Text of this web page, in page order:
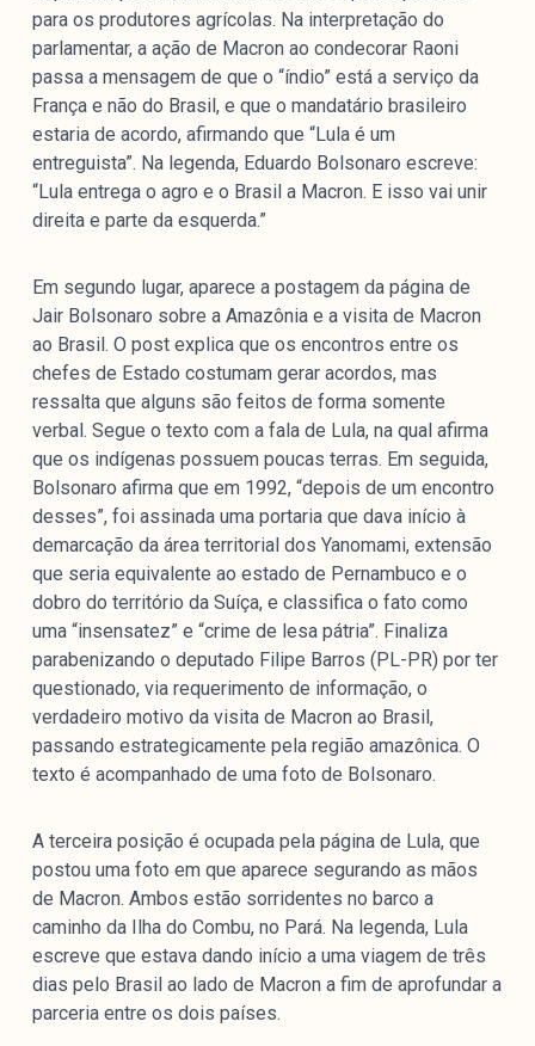
para os produtores agrícolas. Na interpretação do
parlamentar, a ação de Macron ao condecorar Raoni
passa a mensagem de que o “índio” está a serviço da
França e não do Brasil, e que o mandatário brasileiro
estaria de acordo, afirmando que “Lula é um
entreguista”. Na legenda, Eduardo Bolsonaro escreve:
“Lula entrega o agro e o Brasil a Macron. E isso vai unir
direita e parte da esquerda.”
Em segundo lugar, aparece a postagem da página de
Jair Bolsonaro sobre a Amazônia e a visita de Macron
ao Brasil. O post explica que os encontros entre os
chefes de Estado costumam gerar acordos, mas
ressalta que alguns são feitos de forma somente
verbal. Segue o texto com a fala de Lula, na qual afirma
que os indígenas possuem poucas terras. Em seguida,
Bolsonaro afirma que em 1992, “depois de um encontro
desses”, foi assinada uma portaria que dava início à
demarcação da área territorial dos Yanomami, extensão
que seria equivalente ao estado de Pernambuco e o
dobro do território da Suíça, e classifica o fato como
uma “insensatez” e “crime de lesa pátria”. Finaliza
parabenizando o deputado Filipe Barros (PL-PR) por ter
questionado, via requerimento de informação, o
verdadeiro motivo da visita de Macron ao Brasil,
passando estrategicamente pela região amazônica. O
texto é acompanhado de uma foto de Bolsonaro.
A terceira posição é ocupada pela página de Lula, que
postou uma foto em que aparece segurando as mãos
de Macron. Ambos estão sorridentes no barco a
caminho da Ilha do Combu, no Pará. Na legenda, Lula
escreve que estava dando início a uma viagem de três
dias pelo Brasil ao lado de Macron a fim de aprofundar a
parceria entre os dois países.